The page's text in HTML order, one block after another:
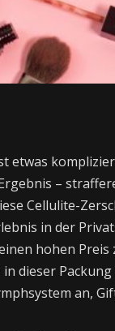
etwas
–
Cellulite-
in der
hohen Preis
dieser
an,